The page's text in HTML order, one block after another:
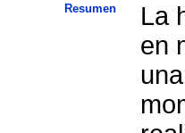
Resumen
La
en
una y otra vez en la literatura medieval, aunque, por